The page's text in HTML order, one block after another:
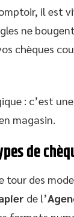
il est
ne
chèques
: c’est
magasin.
de
tour des
de l’